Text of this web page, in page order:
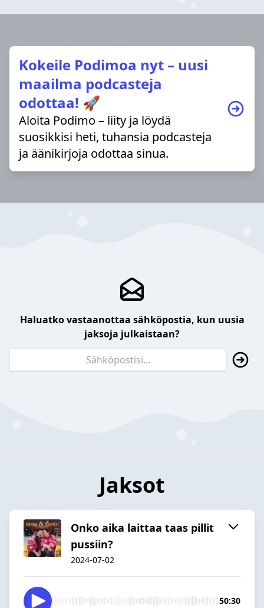
Kokeile Podimoa nyt – uusi
maailma podcasteja
odottaa! 🚀
Aloita Podimo – liity ja löydä
suosikkisi heti, tuhansia podcasteja
ja äänikirjoja odottaa sinua.
Haluatko vastaanottaa sähköpostia, kun uusia
jaksoja julkaistaan?
Jaksot
Onko aika laittaa taas pillit
pussiin?
2024-07-02
50:30